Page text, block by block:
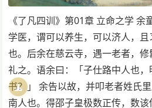
《了凡四训》第01章 立命之学 ​余
学医，谓可以养生，可以济人，
也。后余在慈云寺，遇一老者，
礼之。语余曰：「子仕路中人也
书？」 余告以故，并叩老者姓氏
南人也。得邵子皇极数正传，数
🧘